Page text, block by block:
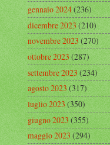
gennaio 2024(236)
dicembre 2023(210)
novembre 2023(270)
ottobre 2023(287)
settembre 2023(234)
agosto 2023(317)
luglio 2023(350)
giugno 2023(355)
maggio 2023(294)